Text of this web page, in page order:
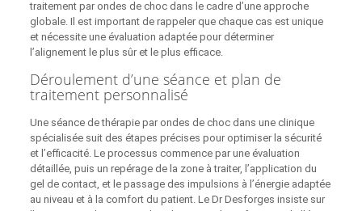
traitement par ondes de choc dans le cadre d’une approche
globale. Il est important de rappeler que chaque cas est unique
et nécessite une évaluation adaptée pour déterminer
l’alignement le plus sûr et le plus efficace.
Déroulement d’une séance et plan de
traitement personnalisé
Une séance de thérapie par ondes de choc dans une clinique
spécialisée suit des étapes précises pour optimiser la sécurité
et l’efficacité. Le processus commence par une évaluation
détaillée, puis un repérage de la zone à traiter, l’application du
gel de contact, et le passage des impulsions à l’énergie adaptée
au niveau et à la comfort du patient. Le Dr Desforges insiste sur